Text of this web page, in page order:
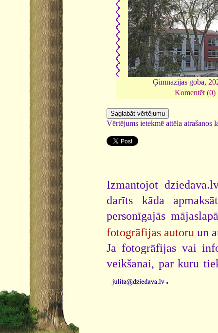
Ģimnāzijas goba,
Komentēt (0)
Vērtējums ietekmē attēla atrašanos
Izmantojot
darīts kāda
personīgajās
fotogrāfijas autoru un
Ja fotogrāfijas vai
veikšanai, par kuru
.